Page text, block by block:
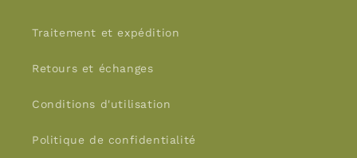
Traitement et expédition
Retours et échanges
Conditions d'utilisation
Politique de confidentialité